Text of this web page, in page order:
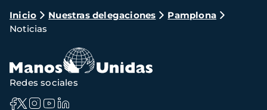
Ruta
de
navegación
Inicio Nuestras delegaciones
Pamplona
Noticias
Redes sociales